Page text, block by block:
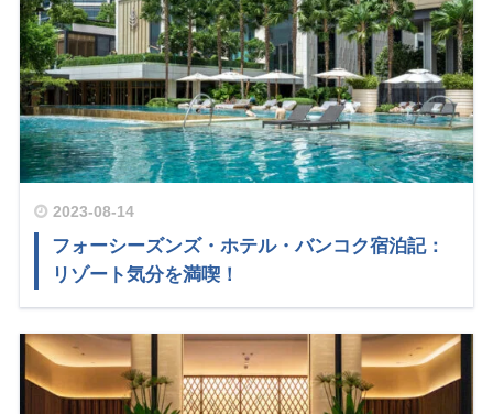
2023-08-14
フォーシーズンズ・ホテル・バンコク宿泊記：
リゾート気分を満喫！